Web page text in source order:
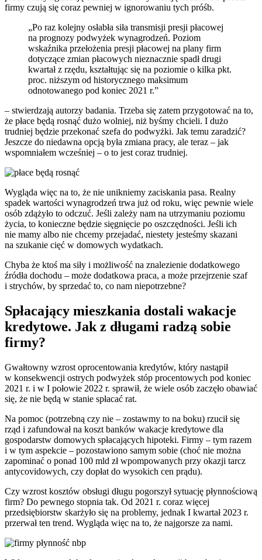
firmy czują się coraz pewniej w ignorowaniu tych próśb.
„Po raz kolejny osłabła siła transmisji presji płacowej
na prognozy podwyżek wynagrodzeń. Poziom
wskaźnika przełożenia presji płacowej na plany firm
dotyczące zmian płacowych nieznacznie spadł drugi
kwartał z rzędu, kształtując się na poziomie o kilka pkt.
proc. niższym od historycznego maksimum
odnotowanego pod koniec 2021 r.”
– stwierdzają autorzy badania. Trzeba się zatem przygotować na to,
że płace będą rosnąć dużo wolniej, niż byśmy chcieli. I dużo
trudniej będzie przekonać szefa do podwyżki. Jak temu zaradzić?
Jeszcze do niedawna opcją była zmiana pracy, ale teraz – jak
wspomniałem wcześniej – o to jest coraz trudniej.
Wygląda więc na to, że nie unikniemy zaciskania pasa. Realny
spadek wartości wynagrodzeń trwa już od roku, więc pewnie wiele
osób zdążyło to odczuć. Jeśli zależy nam na utrzymaniu poziomu
życia, to konieczne będzie sięgnięcie po oszczędności. Jeśli ich
nie mamy albo nie chcemy przejadać, niestety jesteśmy skazani
na szukanie cięć w domowych wydatkach.
Chyba że ktoś ma siły i możliwość na znalezienie dodatkowego
źródła dochodu – może dodatkowa praca, a może przejrzenie szaf
i strychów, by sprzedać to, co nam niepotrzebne?
Spłacający mieszkania dostali wakacje
kredytowe. Jak z długami radzą sobie
firmy?
Gwałtowny wzrost oprocentowania kredytów, który nastąpił
w konsekwencji ostrych podwyżek stóp procentowych pod koniec
2021 r. i w I połowie 2022 r. sprawił, że wiele osób zaczęło obawiać
się, że nie będą w stanie spłacać rat.
Na pomoc (potrzebną czy nie – zostawmy to na boku) rzucił się
rząd i zafundował na koszt banków wakacje kredytowe dla
gospodarstw domowych spłacających hipoteki. Firmy – tym razem
i w tym aspekcie – pozostawiono samym sobie (choć nie można
zapominać o ponad 100 mld zł wpompowanych przy okazji tarcz
antycovidowych, czy dopłat do wysokich cen prądu).
Czy wzrost kosztów obsługi długu pogorszył sytuację płynnościową
firm? Do pewnego stopnia tak. Od 2021 r. coraz więcej
przedsiębiorstw skarżyło się na problemy, jednak I kwartał 2023 r.
przerwał ten trend. Wygląda więc na to, że najgorsze za nami.